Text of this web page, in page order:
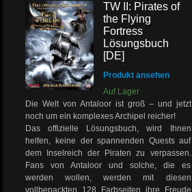
TW II: Pirates of
the Flying
Fortress
Lösungsbuch
[DE]
Produkt ansehen
Auf Lager
Die Welt von Antaloor ist groß – und jetzt
noch um ein komplexes Archipel reicher!
Das offizielle Lösungsbuch, wird Ihnen
helfen, keine der spannenden Quests auf
dem Inselreich der Piraten zu verpassen.
Fans von Antaloor und solche, die es
werden wollen, werden mit diesen
vollbepackten 128 Farbseiten ihre Freude